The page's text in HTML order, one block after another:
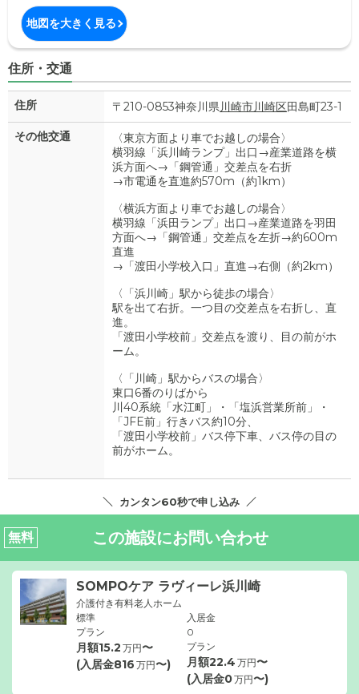
地図を大きく見る
住所・交通
住所 〒210-0853神奈川県川崎市川崎区田島町23-1
その他交通
〈東京方面より車でお越しの場合〉
横羽線「浜川崎ランプ」出口→産業道路を横
浜方面へ→「鋼管通」交差点を右折
→市電通を直進約570m（約1km）
〈横浜方面より車でお越しの場合〉
横羽線「浜田ランプ」出口→産業道路を羽田
方面へ→「鋼管通」交差点を左折→約600m
直進
→「渡田小学校入口」直進→右側（約2km）
〈「浜川崎」駅から徒歩の場合〉
駅を出て右折。一つ目の交差点を右折し、直
進。
「渡田小学校前」交差点を渡り、目の前がホ
ーム。
〈「川崎」駅からバスの場合〉
東口6番のりばから
川40系統「水江町」・「塩浜営業所前」・
「JFE前」行きバス約10分、
「渡田小学校前」バス停下車、バス停の目の
前がホーム。
カンタン60秒で申し込み
無料 この施設にお問い合わせ
SOMPOケア ラヴィーレ浜川崎
介護付き有料老人ホーム
標準
プラン
月額15.2 万円〜
(入居金816 万円〜)
入居金
0
プラン
月額22.4 万円〜
(入居金0万円〜)